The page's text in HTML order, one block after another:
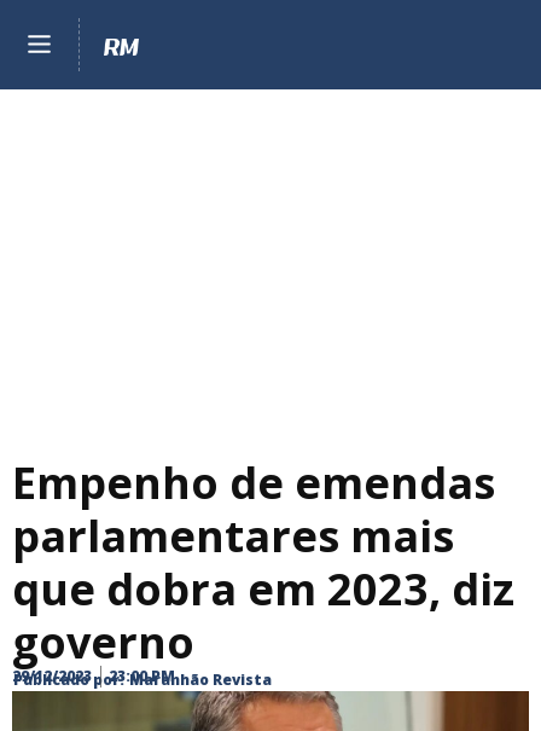
Empenho de emendas
parlamentares mais
que dobra em 2023, diz
governo
Publicado por: Maranhão Revista
29/12/2023 23:00 PM